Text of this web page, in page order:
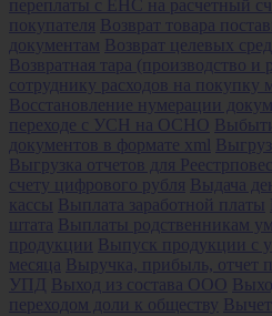
переплаты с ЕНС на расчетный
покупателя Возврат товара
документам Возврат целевых
Возвратная тара (производство и
сотруднику расходов на покупку
Восстановление нумерации
переходе с УСН на ОСНО
документов в формате xml
Выгрузка отчетов для
счету цифрового рубля Выдача
кассы Выплата заработной платы
штата Выплаты родственникам
продукции Выпуск продукции с
месяца Выручка, прибыль, отчет
УПД Выход из состава ООО
переходом доли к обществу